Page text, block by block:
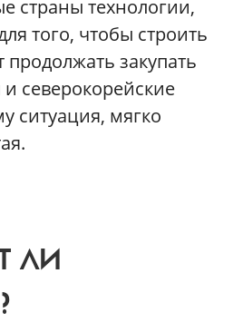
страны технологии,
того, чтобы строить
продолжать закупать
северокорейские
ситуация, мягко
ЛИ